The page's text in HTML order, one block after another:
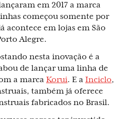
em 2017 a marca
começou somente por
acontece em lojas em São
Alegre.
nesta inovação é a
de lançar uma linha de
a marca Korui. E a Inciclo,
também já oferece
fabricados no Brasil.